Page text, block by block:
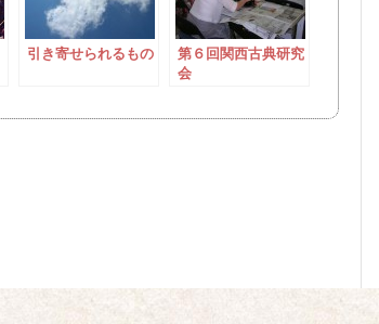
引き寄せられるもの
第６回関西古典研究
会